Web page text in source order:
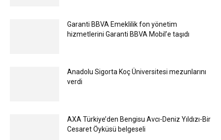
Garanti BBVA Emeklilik fon yönetim
hizmetlerini Garanti BBVA Mobil’e taşıdı
Anadolu Sigorta Koç Üniversitesi mezunlarını
verdi
AXA Türkiye’den Bengisu Avcı-Deniz Yıldızı-Bir
Cesaret Öyküsü belgeseli